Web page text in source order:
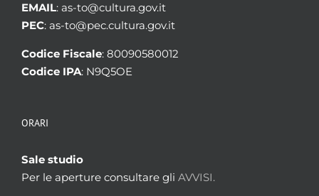
EMAIL: as-to@cultura.gov.it
PEC: as-to@pec.cultura.gov.it
Codice Fiscale: 80090580012
Codice IPA: N9Q5OE
ORARI
Sale studio
Per le aperture consultare gli AVVISI.